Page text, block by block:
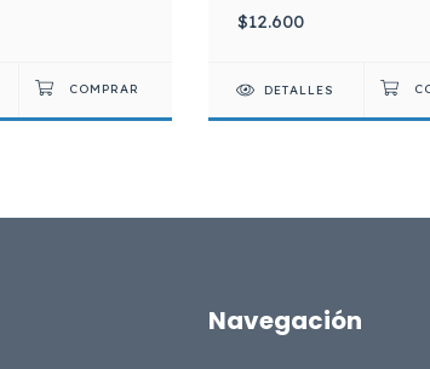
$12.600
DETALLES
Navegación